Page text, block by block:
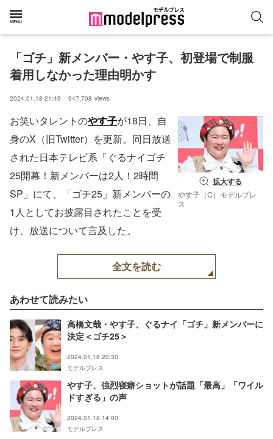
「ゴチ」新メンバー・やす子、初登場で制服
着用しなかった理由明かす
2024.01.18 21:49 947,708 views
拡大する
やす子（C）モデルプレ
ス
お笑いタレントのやす子が18日、自
身のX（旧Twitter）を更新。同日放送
された日本テレビ系「ぐるナイゴチ
25開幕！新メンバーは2人！2時間
SP」にて、「ゴチ25」新メンバーの
1人としてお披露目されたことを受
け、放送について言及した。
全文を読む
あわせて読みたい
高橋文哉・やす子、ぐるナイ「ゴチ」新メンバーに
決定＜ゴチ25＞
2024.01.18 20:30
モデルプレス
やす子、強烈寝癖ショットが話題「最高」「ワイル
ドすぎる」の声
2024.01.18 14:00
モデルプレス